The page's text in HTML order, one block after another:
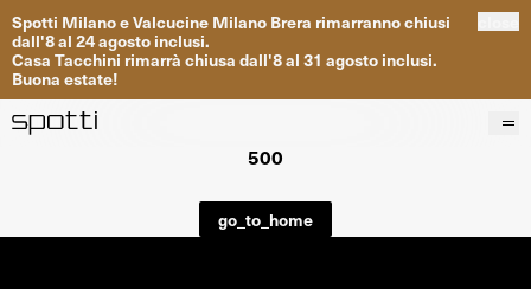
Spotti MilanoeValcucine Milano Brera rimarrannochiusi
dall'8al 24agosto inclusi.
Casa Tacchini rimarrà chiusa dall'8al 31 agosto inclusi.
Buona estate!
Progetti
500
go_to_home